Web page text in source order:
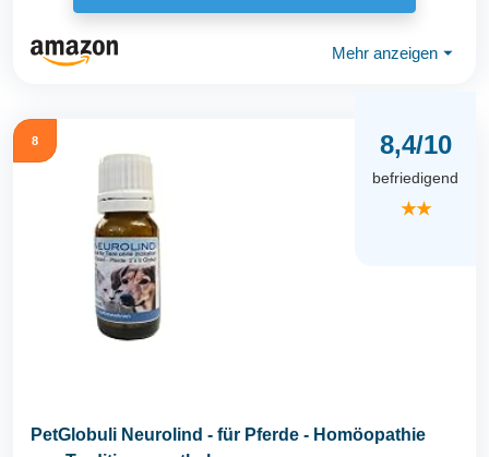
Mehr anzeigen ⏷
8 8,4/10
befriedigend
★★
PetGlobuli Neurolind - für Pferde - Homöopathie